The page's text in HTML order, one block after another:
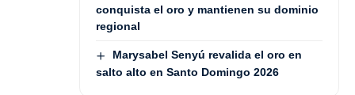
conquista el oro y mantienen su dominio
regional
Marysabel Senyú revalida el oro en
salto alto en Santo Domingo 2026